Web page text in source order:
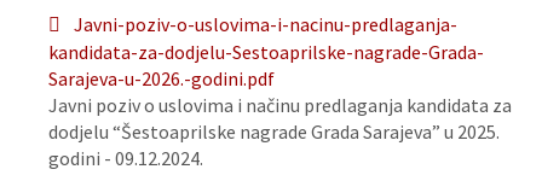
Javni-poziv-o-uslovima-i-nacinu-predlaganja-
kandidata-za-dodjelu-Sestoaprilske-nagrade-Grada-
Sarajeva-u-2026.-godini.pdf
Javni poziv o uslovima i načinu predlaganja kandidata za
dodjelu “Šestoaprilske nagrade Grada Sarajeva” u 2025.
godini - 09.12.2024.